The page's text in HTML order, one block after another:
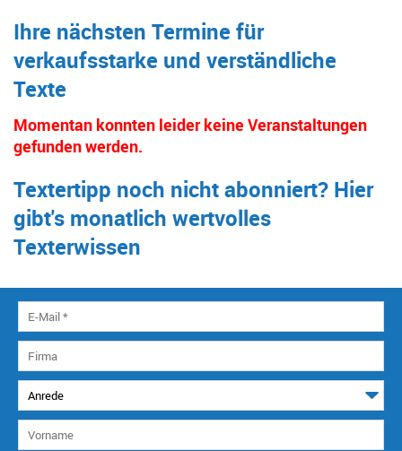
Ihre nächsten Termine für
verkaufsstarke und verständliche
Texte
Momentan konnten leider keine Veranstaltungen
gefunden werden.
Textertipp noch nicht abonniert? Hier
gibt's monatlich wertvolles
Texterwissen